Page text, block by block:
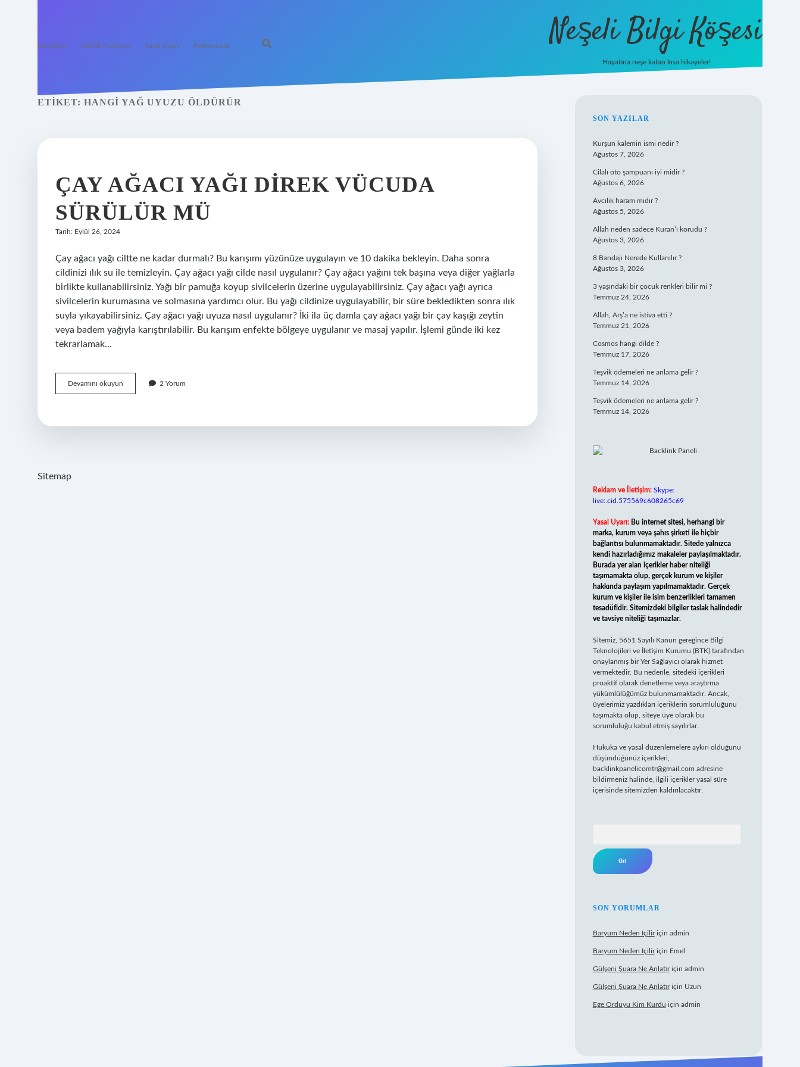
Anasayfa Gizlilik Politikası Yasal Uyarı Hakkımızda Neşeli Bilgi Köşesi
Hayatına neşe katan kısa hikayeler!
ETIKET: HANGI YAĞ UYUZU ÖLDÜRÜR
ÇAY AĞACI YAĞI DIREK VÜCUDA
SÜRÜLÜR MÜ
Tarih: Eylül 26, 2024
Çay ağacı yağı ciltte ne kadar durmalı? Bu karışımı yüzünüze uygulayın ve 10 dakika bekleyin. Daha sonra
cildinizi ılık su ile temizleyin. Çay ağacı yağı cilde nasıl uygulanır? Çay ağacı yağını tek başına veya diğer yağlarla
birlikte kullanabilirsiniz. Yağı bir pamuğa koyup sivilcelerin üzerine uygulayabilirsiniz. Çay ağacı yağı ayrıca
sivilcelerin kurumasına ve solmasına yardımcı olur. Bu yağı cildinize uygulayabilir, bir süre bekledikten sonra ılık
suyla yıkayabilirsiniz. Çay ağacı yağı uyuza nasıl uygulanır? İki ila üç damla çay ağacı yağı bir çay kaşığı zeytin
veya badem yağıyla karıştırılabilir. Bu karışım enfekte bölgeye uygulanır ve masaj yapılır. İşlemi günde iki kez
tekrarlamak…
Devamını okuyun
Ağacı
Vücuda
2 Yorum
Sitemap
SIDEBAR
SON YAZILAR
Kurşun kalemin ismi nedir ?
Ağustos 7, 2026
Cilalı oto şampuanı iyi midir ?
Ağustos 6, 2026
Avcılık haram mıdır ?
Ağustos 5, 2026
Allah neden sadece Kuran’ı korudu ?
Ağustos 3, 2026
8 Bandajı Nerede Kullanılır ?
Ağustos 3, 2026
3 yaşındaki bir çocuk renkleri bilir mi ?
Temmuz 24, 2026
Allah, Arş’a ne istiva etti ?
Temmuz 21, 2026
Cosmos hangi dilde ?
Temmuz 17, 2026
Teşvik ödemeleri ne anlama gelir ?
Temmuz 14, 2026
Teşvik ödemeleri ne anlama gelir ?
Temmuz 14, 2026
Reklam ve İletişim: Skype:
live:.cid.575569c608265c69
Yasal Uyarı: Bu internet sitesi, herhangi bir
marka, kurum veya şahıs şirketi ile hiçbir
bağlantısı bulunmamaktadır. Sitede yalnızca
kendi hazırladığımız makaleler paylaşılmaktadır.
Burada yer alan içerikler haber niteliği
taşımamakta olup, gerçek kurum ve kişiler
hakkında paylaşım yapılmamaktadır. Gerçek
kurum ve kişiler ile isim benzerlikleri tamamen
tesadüfidir. Sitemizdeki bilgiler taslak halindedir
ve tavsiye niteliği taşımazlar.
Sitemiz, 5651 Sayılı Kanun gereğince Bilgi
Teknolojileri ve İletişim Kurumu (BTK) tarafından
onaylanmış bir Yer Sağlayıcı olarak hizmet
vermektedir. Bu nedenle, sitedeki içerikleri
proaktif olarak denetleme veya araştırma
yükümlülüğümüz bulunmamaktadır. Ancak,
üyelerimiz yazdıkları içeriklerin sorumluluğunu
taşımakta olup, siteye üye olarak bu
sorumluluğu kabul etmiş sayılırlar.
Hukuka ve yasal düzenlemelere aykırı olduğunu
düşündüğünüz içerikleri,
backlinkpanelicomtr@gmail.com adresine
bildirmeniz halinde, ilgili içerikler yasal süre
içerisinde sitemizden kaldırılacaktır.
SON YORUMLAR
Baryum Neden Içiliriçin admin
Baryum Neden Içiliriçin Emel
Gülşeni Şuara Ne Anlatıriçin admin
Gülşeni Şuara Ne Anlatıriçin Uzun
Ege Orduyu Kim Kurdu için admin